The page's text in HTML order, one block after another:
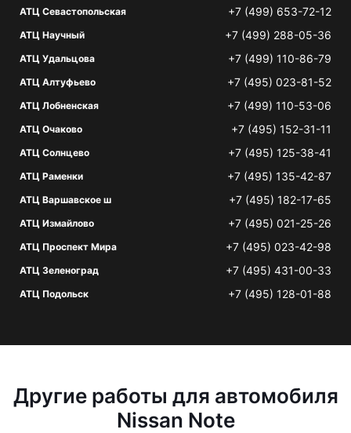
АТЦ Севастопольская +7 (499) 653-72-12
АТЦ Научный +7 (499) 288-05-36
АТЦ Удальцова +7 (499) 110-86-79
АТЦ Алтуфьево +7 (495) 023-81-52
АТЦ Лобненская +7 (499) 110-53-06
АТЦ Очаково +7 (495) 152-31-11
АТЦ Солнцево +7 (495) 125-38-41
АТЦ Раменки +7 (495) 135-42-87
АТЦ Варшавское ш +7 (495) 182-17-65
АТЦ Измайлово +7 (495) 021-25-26
АТЦ Проспект Мира +7 (495) 023-42-98
АТЦ Зеленоград +7 (495) 431-00-33
АТЦ Подольск +7 (495) 128-01-88
Другие работы для автомобиля
Nissan Note